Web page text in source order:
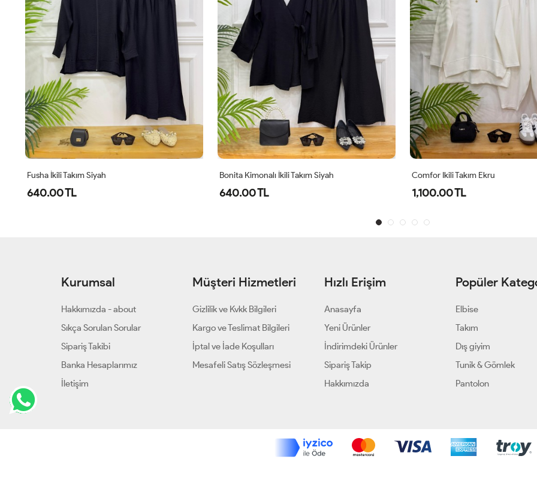
Bonita Kimonalı İkili Takım Siyah
640.00 TL
Comfor Ikili Takım Ekru
1,100.00 TL
Midas Oyşo İkili Takım Siyah
1,000.00 TL
Kurumsal
Hakkımızda - about
Sıkça Sorulan Sorular
Sipariş Takibi
Banka Hesaplarımız
İletişim
Müşteri Hizmetleri
Gizlilik ve Kvkk Bilgileri
Kargo ve Teslimat Bilgileri
İptal ve İade Koşulları
Mesafeli Satış Sözleşmesi
Hızlı Erişim
Anasayfa
Yeni Ürünler
İndirimdeki Ürünler
Sipariş Takip
Hakkımızda
Popüler
Elbise
Takım
Dış giyim
Tunik & Gömlek
Pantolon